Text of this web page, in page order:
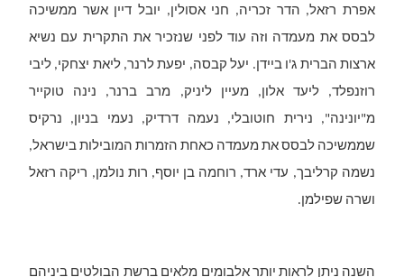
ארצות הברית ג'ו ביידן.
נשמה קרליבך, עדי ארד, רוחמה בן יוסף, רות נולמן,
ושרה שפילמן.